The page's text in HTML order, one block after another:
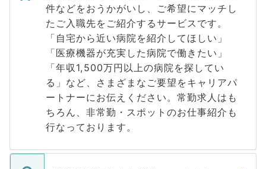
件などをおうかがいし、ご希望にマッチし
たご入職先をご紹介するサービスです。
「自宅から近い病院を紹介してほしい」
「医療機器が充実した病院で働きたい」
「年収1,500万円以上の病院を探してい
る」など、さまざまなご要望をキャリアパ
ートナーにお伝えください。常勤求人はも
ちろん、非常勤・スポットのお仕事紹介も
行なっております。